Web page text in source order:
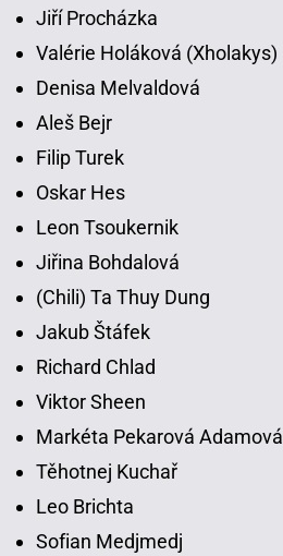
Jiří Procházka
Valérie Holáková (Xholakys)
Denisa Melvaldová
Aleš Bejr
Filip Turek
Oskar Hes
Leon Tsoukernik
Jiřina Bohdalová
(Chili) Ta Thuy Dung
Jakub Štáfek
Richard Chlad
Viktor Sheen
Markéta Pekarová Adamová
Těhotnej Kuchař
Leo Brichta
Sofian Medjmedj